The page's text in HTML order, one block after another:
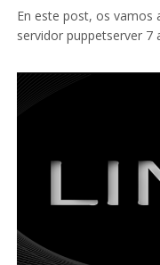
En este post, os
servidor puppetserver 7